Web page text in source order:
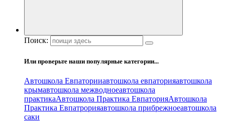
Поиск:
Или проверьте наши популярные категории...
Автошкола Евпаторииавтошкола евпаторияавтошкола
крымавтошкола межводноеавтошкола
практикаАвтошкола Практика ЕвпаторияАвтошкола
Практика Евпатрорияавтошкола прибрежноеавтошкола
саки